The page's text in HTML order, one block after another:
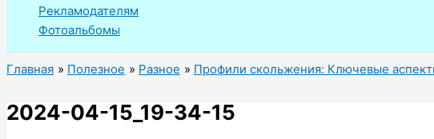
Рекламодателям
Фотоальбомы
Главная Полезное Разное Профили скольжения: Ключевые
2024-04-15_19-34-15